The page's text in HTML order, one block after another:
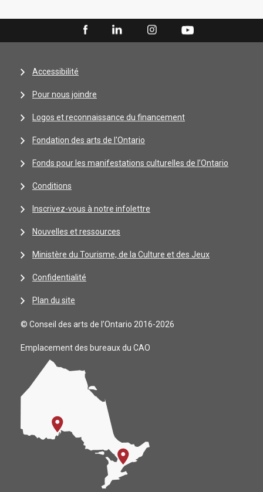
Accessibilité
Pour nous joindre
Logos et reconnaissance du financement
Fondation des arts de l'Ontario
Fonds pour les manifestations culturelles de l’Ontario
Conditions
Inscrivez-vous à notre infolettre
Nouvelles et ressources
Ministère du Tourisme, de la Culture et des Jeux
Confidentialité
Plan du site
© Conseil des arts de l’Ontario 2016-2026
Emplacement des bureaux du CAO